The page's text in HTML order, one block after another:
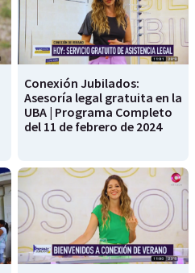
Conexión Jubilados:
Asesoría legal gratuita en la
UBA | Programa Completo
del 11 de febrero de 2024